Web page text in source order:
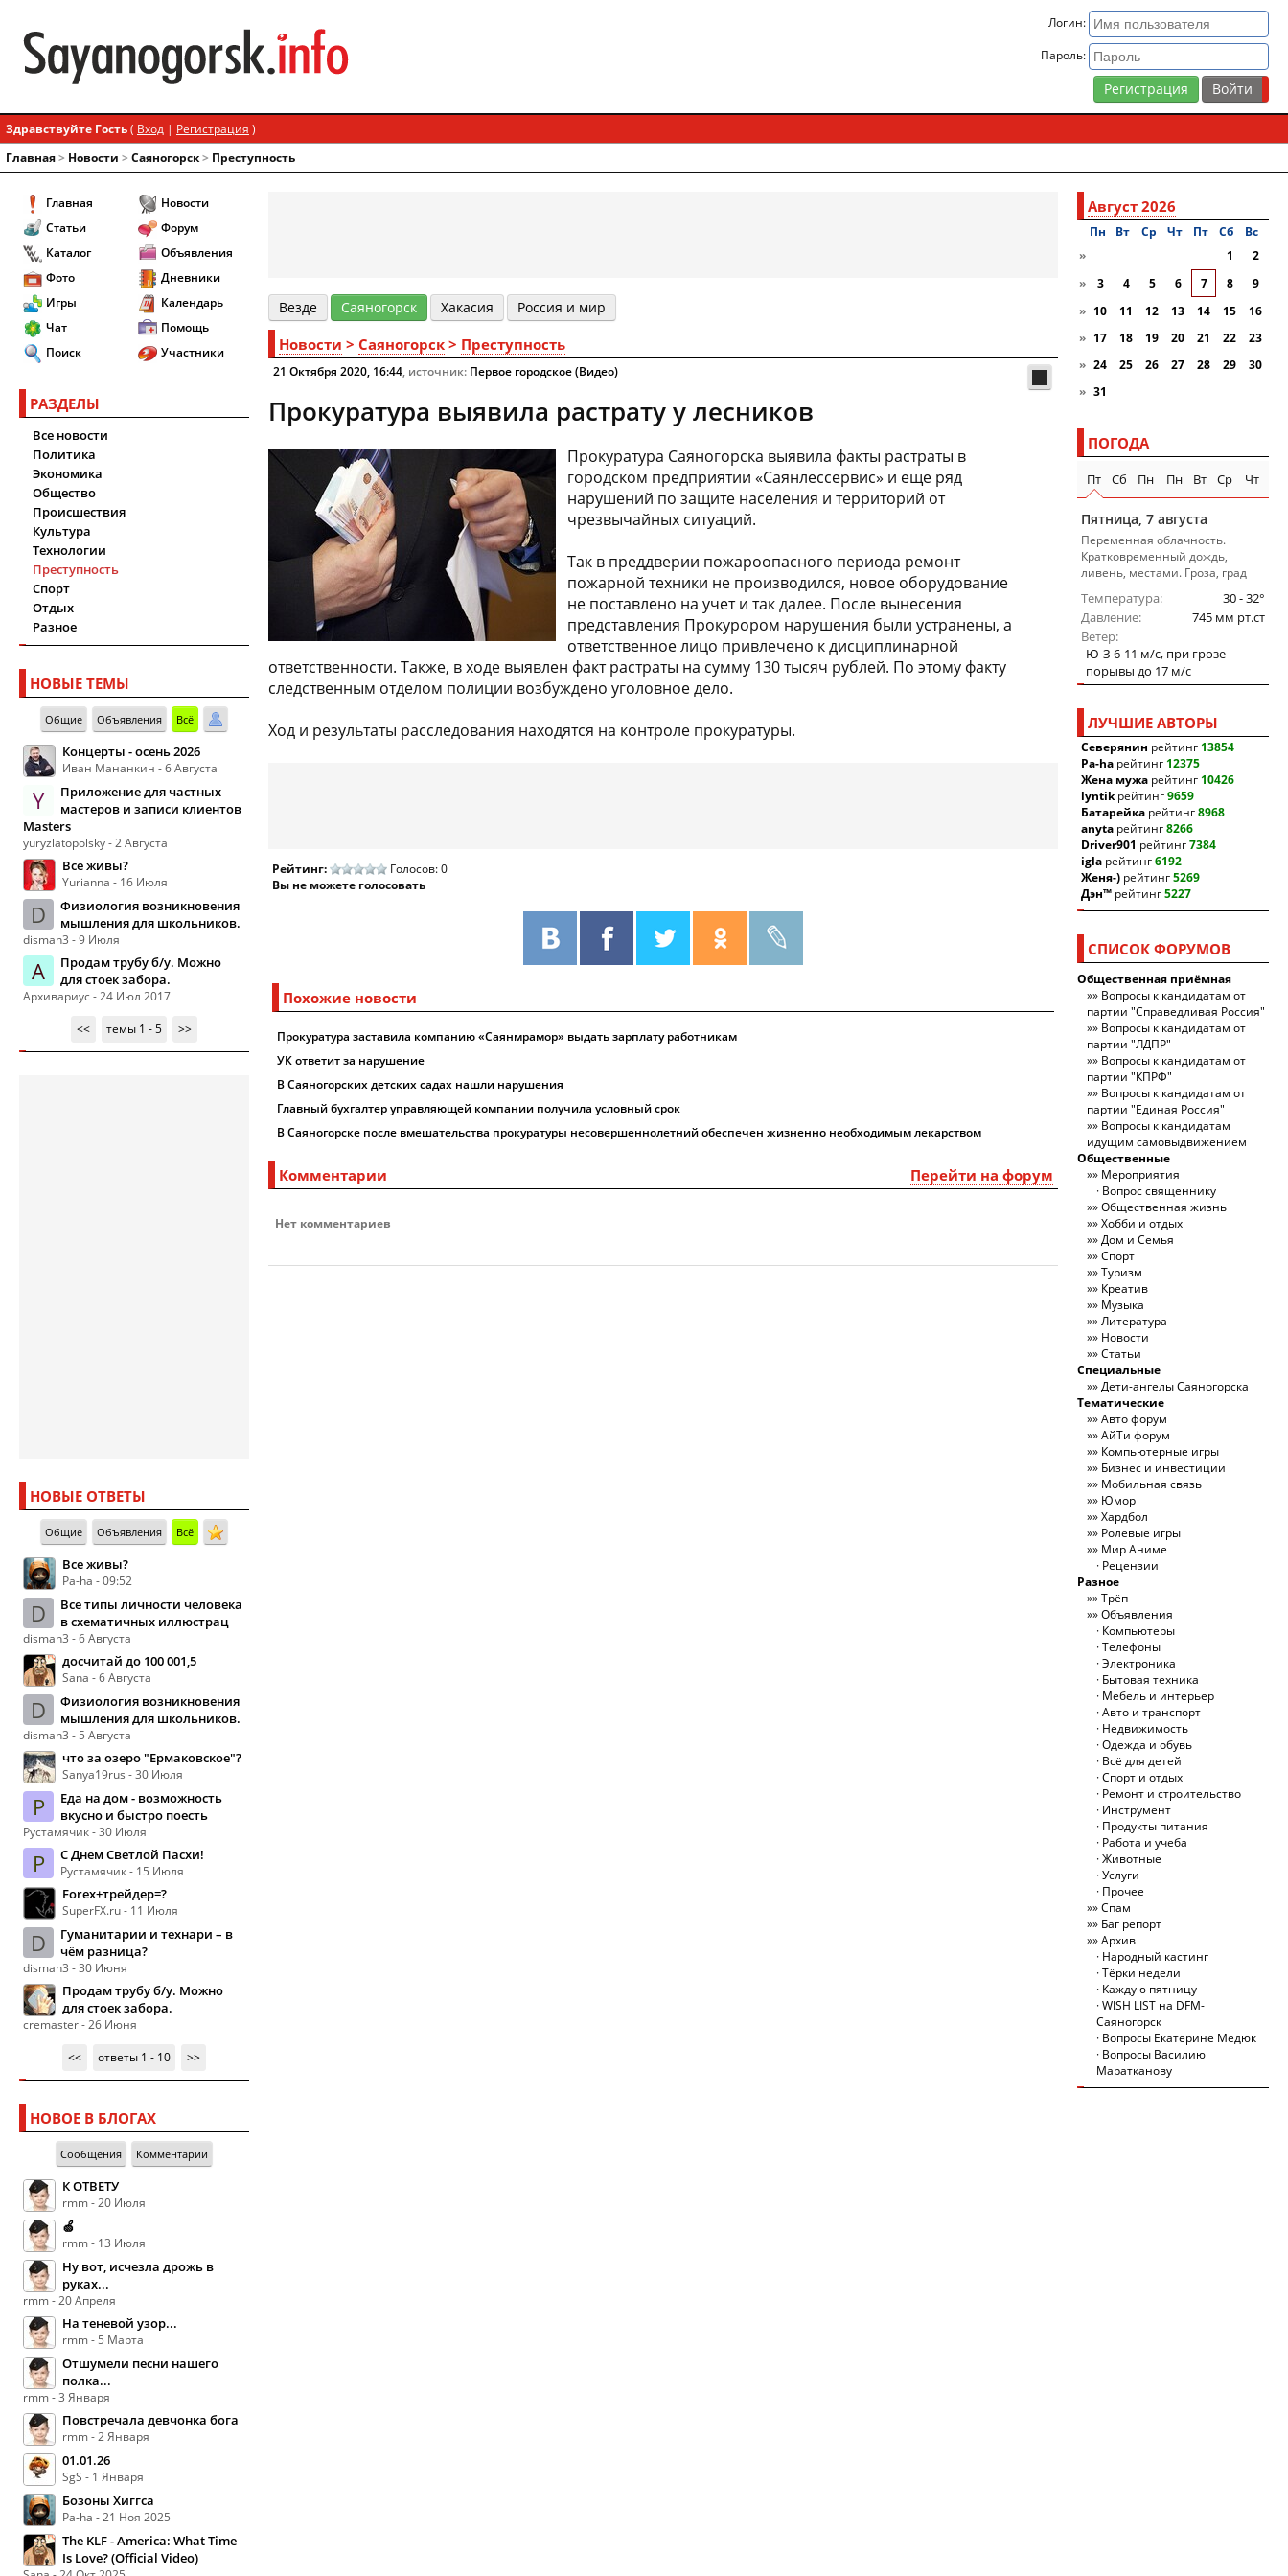
Логин:
Пароль:
Регистрация
Здравствуйте Гость( Вход | Регистрация )
Главная> Новости > Cаяногорск> Преступность
Главная
Статьи
Каталог
Фото
Игры
Чат
Поиск
Новости
Форум
Объявления
Дневники
Календарь
Помощь
Участники
РАЗДЕЛЫ
Все новости
Политика
Экономика
Общество
Происшествия
Культура
Технологии
Преступность
Спорт
Отдых
Разное
НОВЫЕ ТЕМЫ
Общие Объявления Всё
Концерты - осень 2026
Иван Мананкин - 6 Августа
Y
Приложение для частных
мастеров и записи клиентов
Masters
yuryzlatopolsky - 2 Августа
Все живы?
Yurianna - 16 Июля
D
Физиология возникновения
мышления для школьников.
disman3 - 9 Июля
А
Продам трубу б/у. Можно
для стоек забора.
Архивариус - 24 Июл 2017
<<
темы 1 - 5 >>
НОВЫЕ ОТВЕТЫ
Общие Объявления Всё
Все живы?
Pa-ha - 09:52
D
Все типы личности человека
в схематичных иллюстрац
disman3 - 6 Августа
досчитай до 100 001,5
Sana - 6 Августа
D
Физиология возникновения
мышления для школьников.
disman3 - 5 Августа
что за озеро "Ермаковское"?
Sanya19rus - 30 Июля
Р
Еда на дом - возможность
вкусно и быстро поесть
Рустамячик - 30 Июля
Р С Днем Светлой Пасхи!
Рустамячик - 15 Июля
Forex+трейдер=?
SuperFX.ru - 11 Июля
D
Гуманитарии и технари – в
чём разница?
disman3 - 30 Июня
Продам трубу б/у. Можно
для стоек забора.
cremaster - 26 Июня
<<
ответы 1 - 10 >>
НОВОЕ В БЛОГАХ
Сообщения Комментарии
К ОТВЕТУ
rmm - 20 Июля
🍏
rmm - 13 Июля
Ну вот, исчезла дрожь в
руках...
rmm - 20 Апреля
На теневой узор...
rmm - 5 Марта
Отшумели песни нашего
полка...
rmm - 3 Января
Повстречала девчонка бога
rmm - 2 Января
01.01.26
SgS - 1 Января
Бозоны Хиггса
Pa-ha - 21 Ноя 2025
The KLF - America: What Time
Is Love? (Official Video)
Везде Cаяногорск Хакасия Россия и мир
Новости > Cаяногорск > Преступность
21 Октября 2020, 16:44, источник: Первое городское (Видео)
Прокуратура выявила растрату у лесников
Прокуратура Саяногорска выявила факты растраты в
городском предприятии «Саянлессервис» и еще ряд
нарушений по защите населения и территорий от
чрезвычайных ситуаций.
Так в преддверии пожароопасного периода ремонт
пожарной техники не производился, новое оборудование
не поставлено на учет и так далее. После вынесения
представления Прокурором нарушения были устранены, а
ответственное лицо привлечено к дисциплинарной
ответственности. Также, в ходе выявлен факт растраты на сумму 130 тысяч рублей. По этому факту
следственным отделом полиции возбуждено уголовное дело.
Ход и результаты расследования находятся на контроле прокуратуры.
Рейтинг:
Голосов: 0
Вы не можете голосовать
Похожие новости
Прокуратура заставила компанию «Саянмрамор» выдать зарплату работникам
УК ответит за нарушение
В Саяногорских детских садах нашли нарушения
Главный бухгалтер управляющей компании получила условный срок
В Саяногорске после вмешательства прокуратуры несовершеннолетний обеспечен жизненно необходимым лекарством
Перейти на форум
Комментарии
Нет комментариев
Август 2026
Пн Вт Ср Чт Пт Сб
Вc
»
1
2
»
3 4 5 6 7 8
9
» 10 11 12 13 14 15
16
» 17 18 19 20 21 22
23
» 24 25 26 27 28 29
30
» 31
ПОГОДА
Пт Сб Пн Пн Вт Ср Чт
Пятница, 7 августа
Переменная облачность.
Кратковременный дождь,
ливень, местами. Гроза, град
Температура
30 - 32°
Давление
745 мм рт.ст
Ветер
Ю-З 6-11 м/c, при грозе
порывы до 17 м/c
ЛУЧШИЕ АВТОРЫ
Северянин рейтинг 13854
Pa-ha рейтинг 12375
Жена мужа рейтинг 10426
lyntikрейтинг9659
Батарейка рейтинг8968
anyta рейтинг8266
Driver901 рейтинг7384
igla рейтинг6192
Женя-) рейтинг5269
Дэн™ рейтинг5227
СПИСОК ФОРУМОВ
Общественная приёмная
Вопросы к кандидатам от
партии "Справедливая Россия"
Вопросы к кандидатам от
партии "ЛДПР"
Вопросы к кандидатам от
партии "КПРФ"
Вопросы к кандидатам от
партии "Единая Россия"
Вопросы к кандидатам
идущим самовыдвижением
Общественные
Мероприятия
Вопрос священнику
Общественная жизнь
Хобби и отдых
Дом и Семья
Спорт
Туризм
Креатив
Музыка
Литература
Новости
Статьи
Специальные
Дети-ангелы Саяногорска
Тематические
Авто форум
АйТи форум
Компьютерные игры
Бизнес и инвестиции
Мобильная связь
Юмор
Хардбол
Ролевые игры
Мир Аниме
Рецензии
Разное
Трёп
Объявления
Компьютеры
Телефоны
Электроника
Бытовая техника
Мебель и интерьер
Авто и транспорт
Недвижимость
Одежда и обувь
Всё для детей
Спорт и отдых
Ремонт и строительство
Инструмент
Продукты питания
Работа и учеба
Животные
Услуги
Прочее
Спам
Баг репорт
Архив
Народный кастинг
Тёрки недели
Каждую пятницу
WISH LIST на DFM-
Саяногорск
Вопросы Екатерине Медюк
Вопросы Василию
Маратканову